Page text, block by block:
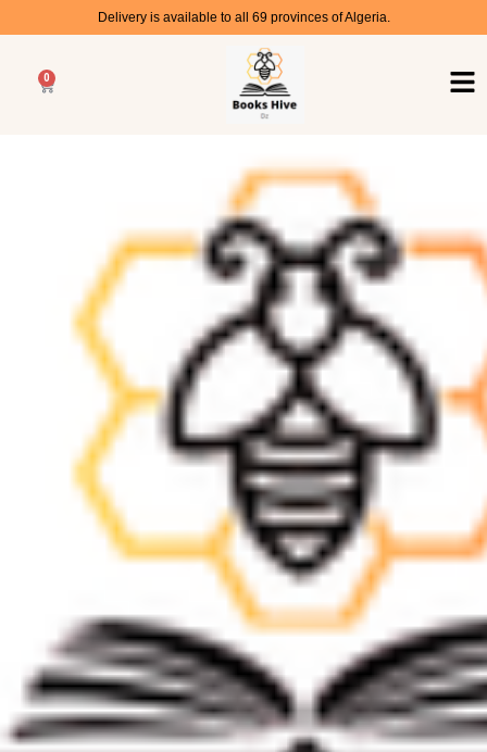
Delivery is available to all 69 provinces of Algeria.
0